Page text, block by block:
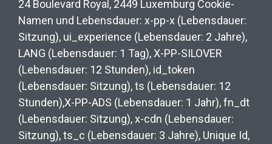
24 Boulevard Royal, 2449 Luxemburg Cookie-
Namen und Lebensdauer: x-pp-x (Lebensdauer:
Sitzung), ui_experience (Lebensdauer: 2 Jahre),
LANG (Lebensdauer: 1 Tag), X-PP-SILOVER
(Lebensdauer: 12 Stunden), id_token
(Lebensdauer: Sitzung), ts (Lebensdauer: 12
Stunden),X-PP-ADS (Lebensdauer: 1 Jahr), fn_dt
(Lebensdauer: Sitzung), x-cdn (Lebensdauer:
Sitzung), ts_c (Lebensdauer: 3 Jahre), Unique Id,